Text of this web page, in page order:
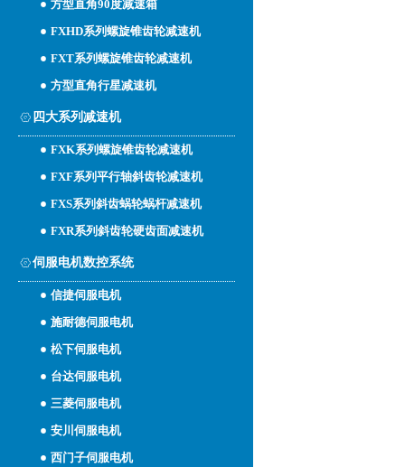
方型直角90度减速箱
FXHD系列螺旋锥齿轮减速机
FXT系列螺旋锥齿轮减速机
方型直角行星减速机
四大系列减速机
FXK系列螺旋锥齿轮减速机
FXF系列平行轴斜齿轮减速机
FXS系列斜齿蜗轮蜗杆减速机
FXR系列斜齿轮硬齿面减速机
伺服电机数控系统
信捷伺服电机
施耐德伺服电机
松下伺服电机
台达伺服电机
三菱伺服电机
安川伺服电机
西门子伺服电机